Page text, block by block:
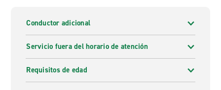
Conductor adicional
Servicio fuera del horario de atención
Requisitos de edad